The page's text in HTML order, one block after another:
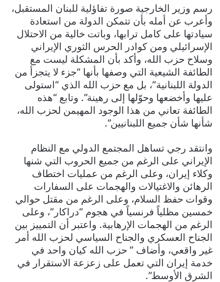
رسم وزير الخارجية صورة تفاؤلية للبنان المستقبل،
وأعرب عن أمله بأن تتمكن الدولة من استعادة
سيادتها على كامل ترابها، وباتت خالية من الاحتلال
الإسرائيلي ومن كوادر الحرس الثوري الإيراني
وسلاح حزب الله، وأكد بأن المشكلة ليست مع
الطائفة الشيعية التي وصفها بأنها “جزء لا يتجزأ من
الدولة اللبنانية”، بل مع حزب الله الذي “استولى
عليها وأخضعها وحوّلها إلى رهينة”. وتابع “هذه
الطائفة تعاني من هذا الوجود المهيمن لحزب الله،
شأنها شأن جميع اللبنانيين”.
وانتقد رجي تساهل المجتمع الدولي مع النظام
الإيراني على الرغم من جميع الحروب التي شنها
وكلاء إيران، وعلى الرغم من عمليات اختطاف
الرهائن والاغتيالات والهجمات على السفارات
وقوات حفظ السلام، وعلى الرغم من مقتل حوالي
خمسين مظلياً فرنسياً في هجوم “دراكار”، وعلى
الرغم من الهجمات الإرهابية. واعتبر أن التمييز بين
الجناح العسكري والجناح السياسي لحزب الله أمر
غير واقعي، وأضاف ” حزب الله كيان واحد في
خدمة إيران التي تعمل على زعزعة الاستقرار في
الشرق الأوسط”.